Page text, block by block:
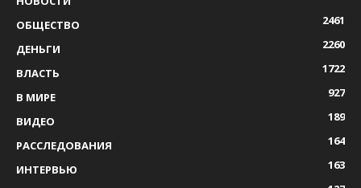
ОБЩЕСТВО
2461
ДЕНЬГИ
2260
ВЛАСТЬ
1722
В МИРЕ
927
ВИДЕО
189
РАССЛЕДОВАНИЯ
164
ИНТЕРВЬЮ
163